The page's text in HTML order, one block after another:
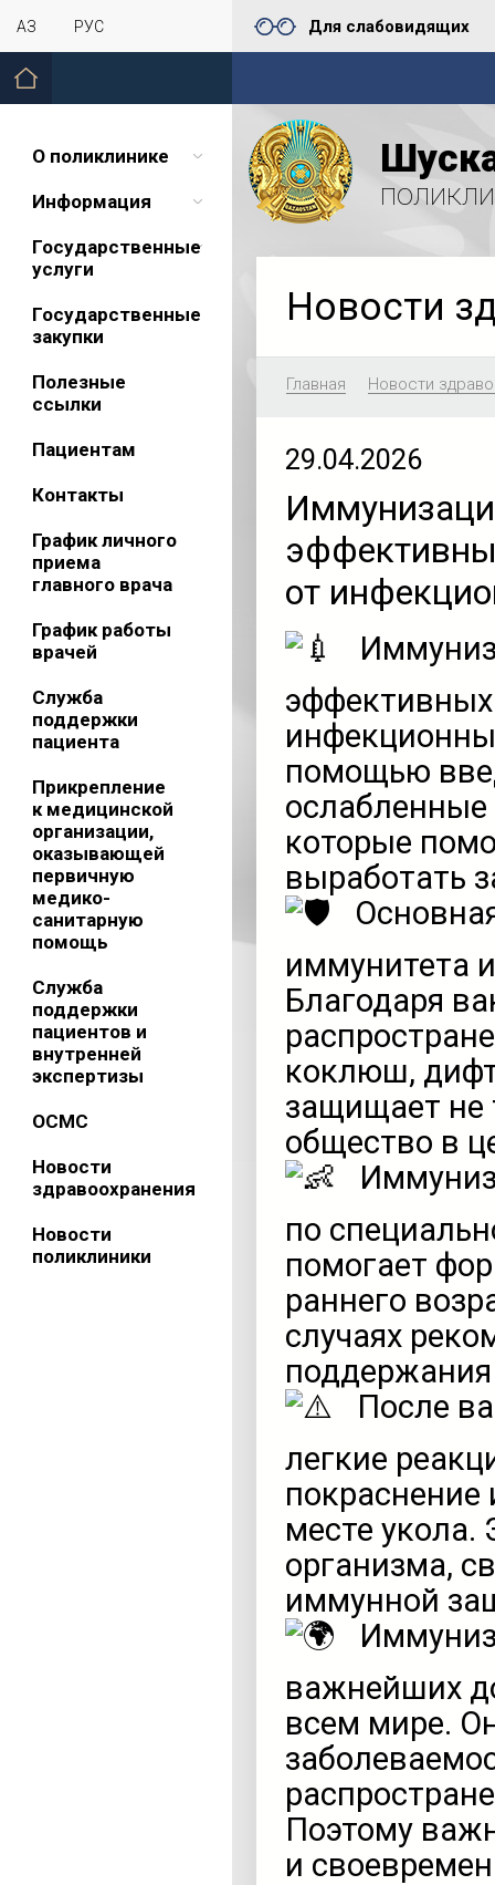
ҚАЗ РУС Для слабовидящих
О поликлинике
Информация
Государственные
услуги
Государственные
закупки
Полезные
ссылки
Пациентам
Контакты
График личного
приема
главного врача
График работы
врачей
Служба
поддержки
пациента
Прикрепление
к медицинской
организации,
оказывающей
первичную
медико-
санитарную
помощь
Служба
поддержки
пациентов и
внутренней
экспертизы
ОСМС
Новости
здравоохранения
Новости
поликлиники
Новости
Главная Новости
29.04.2026
от
помощью
которые
выработать
иммунитета
Благодаря
коклюш,
защищает не
общество в
по
помогает
раннего
случаях
После
легкие
покраснение
месте укола.
организма,
иммунной
важнейших
всем мире.
Поэтому
и